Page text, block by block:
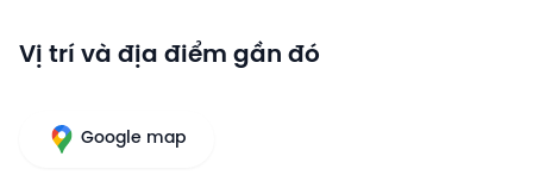
Vị trí và địa điểm gần đó
Google map